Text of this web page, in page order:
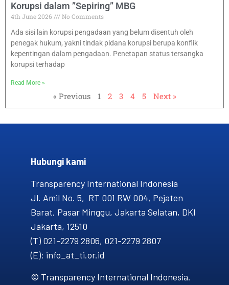
Korupsi dalam ”Sepiring” MBG
4th June 2026
No Comments
Ada sisi lain korupsi pengadaan yang belum disentuh oleh
penegak hukum, yakni tindak pidana korupsi berupa konflik
kepentingan dalam pengadaan. Penetapan status tersangka
korupsi terhadap
Read More »
« Previous 1 2 3 4 5 Next »
Hubungi kami​
Transparency International Indonesia
Jl. Amil No. 5, RT 001 RW 004, Pejaten
Barat, Pasar Minggu, Jakarta Selatan, DKI
Jakarta, 12510
(T) 021-2279 2806, 021-2279 2807
(E): info_at_ti.or.id
© Transparency International Indonesia.